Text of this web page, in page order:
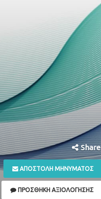
Share
ΑΠΟΣΤΟΛΉ ΜΗΝΎΜΑΤΟΣ
ΠΡΟΣΘΉΚΗ ΑΞΙΟΛΌΓΗΣΗΣ